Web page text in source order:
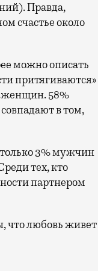
Правда,
счастье около
можно описать
притягиваются»
женщин. 58%
в том,
только 3% мужчин
тех, кто
партнером
что любовь живет